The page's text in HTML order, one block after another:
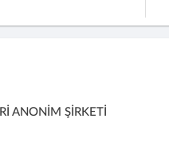
ANONİM ŞİRKETİ